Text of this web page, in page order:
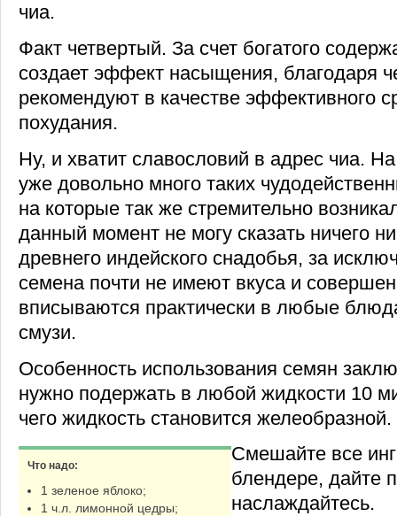
чиа.
Факт четвертый. За счет богатого
создает эффект насыщения, благодаря
рекомендуют в качестве эффективного
похудания.
Ну, и хватит славословий в адрес чиа.
уже довольно много таких
на которые так же стремительно
данный момент не могу сказать ничего
древнего индейского снадобья, за
семена почти не имеют вкуса и
вписываются практически в любые
смузи.
Особенность использования семян
нужно подержать в любой жидкости 10
чего жидкость становится желеобразной.
Что надо:
1 зеленое яблоко;
1 ч.л. лимонной цедры;
Смешайте все
блендере, дайте
наслаждайтесь.